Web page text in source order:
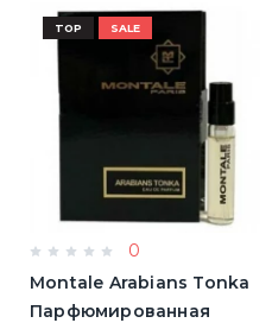
TOP SALE
0
Montale Arabians Tonka
Парфюмированная